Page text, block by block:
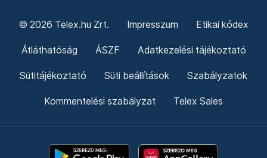
© 2026 Telex.hu Zrt. Impresszum Etikai kódex
Átláthatóság ÁSZF Adatkezelési tájékoztató
Sütitájékoztató Süti beállítások Szabályzatok
Kommentelési szabályzat Telex Sales